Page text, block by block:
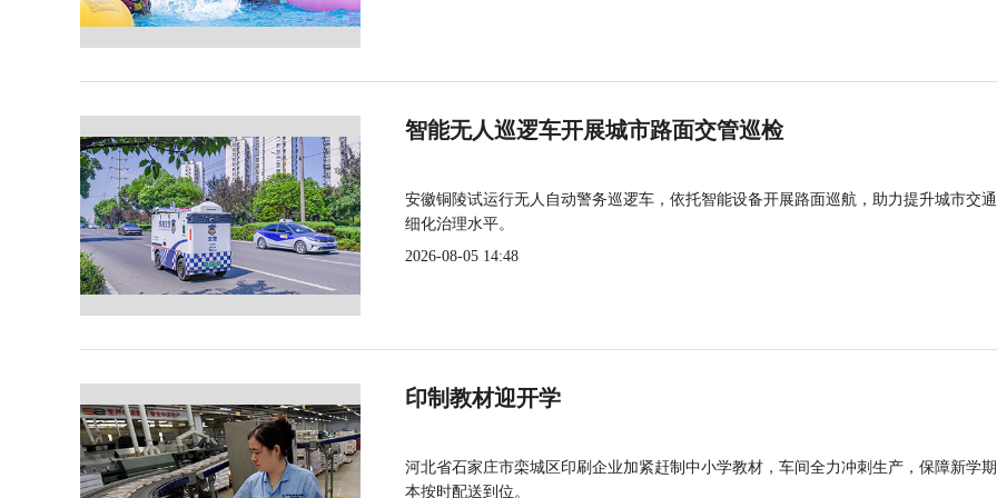
智能无人巡逻车开展城市路面交管巡检
安徽铜陵试运行无人自动警务巡逻车，依托智能设备开展路面巡航，助力提升城市交
细化治理水平。
2026-08-05 14:48
印制教材迎开学
河北省石家庄市栾城区印刷企业加紧赶制中小学教材，车间全力冲刺生产，保障新学
本按时配送到位。